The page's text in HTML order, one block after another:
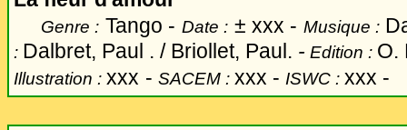
Genre : Tango - Date : ± xxx - Musique :
: Dalbret, Paul . / Briollet, Paul. - Edition : O.
Illustration : xxx - SACEM : xxx - ISWC : xxx -